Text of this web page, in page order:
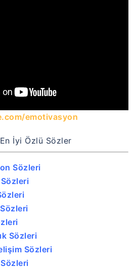
emotivasyon
İyi Özlü Sözler
Sözleri
Sözleri
Sözleri